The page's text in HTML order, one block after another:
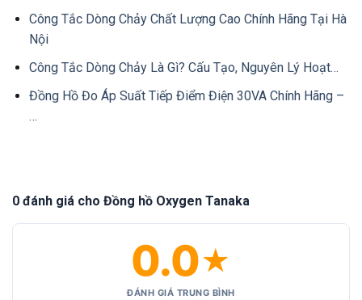
Công Tắc Dòng Chảy Chất Lượng Cao Chính Hãng Tại Hà
Nội
Công Tắc Dòng Chảy Là Gì? Cấu Tạo, Nguyên Lý Hoạt…
Đồng Hồ Đo Áp Suất Tiếp Điểm Điện 30VA Chính Hãng –
…
0 đánh giá cho Đồng hồ Oxygen Tanaka
0.0★
ĐÁNH GIÁ TRUNG BÌNH